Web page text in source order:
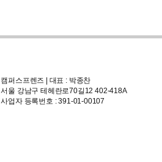
캠퍼스프렌즈 | 대표 : 박종찬
서울 강남구 테헤란로70길12 402-418A
사업자 등록번호 : 391-01-00107